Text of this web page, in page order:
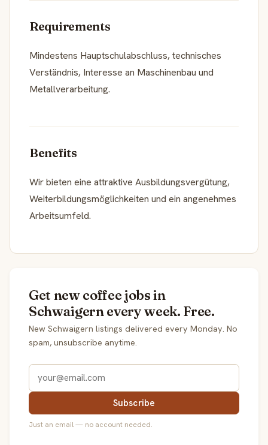
Requirements
Mindestens Hauptschulabschluss, technisches
Verständnis, Interesse an Maschinenbau und
Metallverarbeitung.
Benefits
Wir bieten eine attraktive Ausbildungsvergütung,
Weiterbildungsmöglichkeiten und ein angenehmes
Arbeitsumfeld.
Get new coffee jobs in
Schwaigern every week. Free.
New Schwaigern listings delivered every Monday. No
spam, unsubscribe anytime.
Subscribe
Just an email — no account needed.